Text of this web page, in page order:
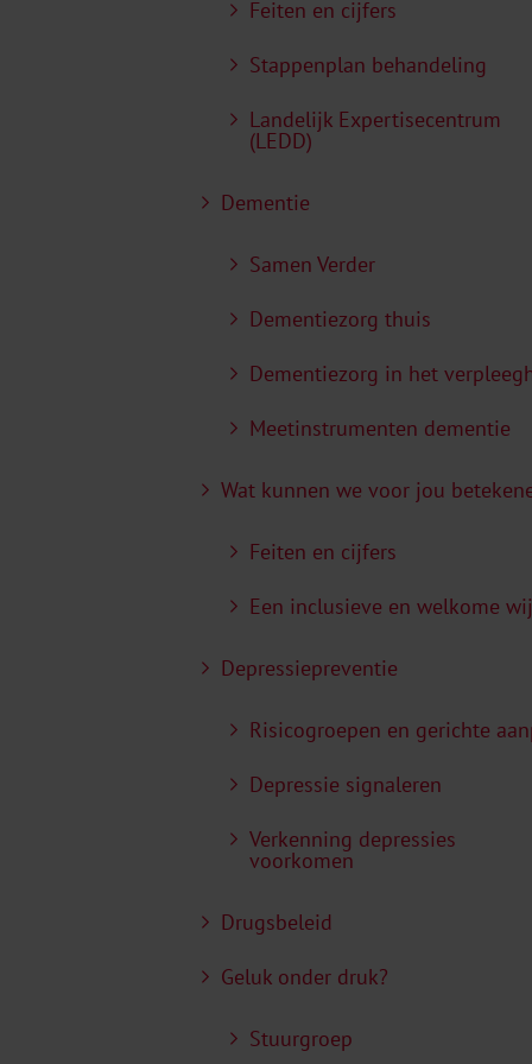
Feiten en cijfers
Stappenplan behandeling
Landelijk Expertisecentrum
(LEDD)
Dementie
Samen Verder
Dementiezorg thuis
Dementiezorg in het
Meetinstrumenten dementie
Wat kunnen we voor jou
Feiten en cijfers
Een inclusieve en welkome
Depressiepreventie
Risicogroepen en gerichte
Depressie signaleren
Verkenning depressies
voorkomen
Drugsbeleid
Geluk onder druk?
Stuurgroep